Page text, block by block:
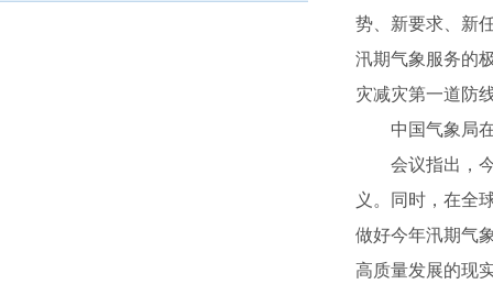
势、新要求、新
汛期气象服务的
灾减灾第一道防
中国气象局在
会议指出，今
义。同时，在全
做好今年汛期气
高质量发展的现